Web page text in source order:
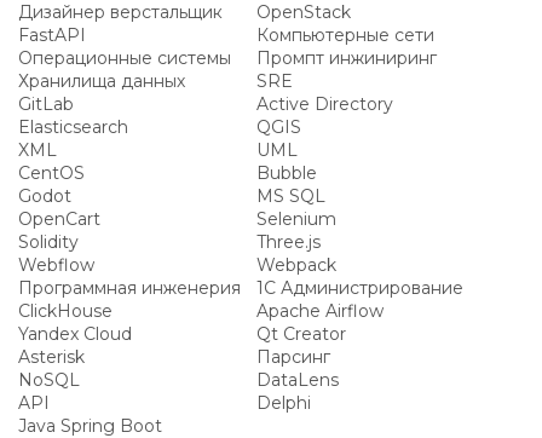
Дизайнер верстальщик
OpenStack
FastAPI
Компьютерные сети
Операционные системы
Промпт инжиниринг
Хранилища данных
SRE
GitLab
Active Directory
Elasticsearch
QGIS
XML
UML
CentOS
Bubble
Godot
MS SQL
OpenCart
Selenium
Solidity
Three.js
Webflow
Webpack
Программная инженерия
1С Администрирование
ClickHouse
Apache Airflow
Yandex Cloud
Qt Creator
Asterisk
Парсинг
NoSQL
DataLens
API
Delphi
Java Spring Boot